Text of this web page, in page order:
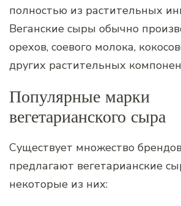
полностью из растительных
Веганские сыры обычно
орехов, соевого молока,
других растительных
Популярные марки
вегетарианского сыра
Существует множество
предлагают вегетарианские
некоторые из них: